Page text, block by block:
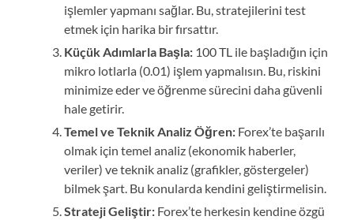
işlemler yapmanı sağlar. Bu, stratejilerini test
etmek için harika bir fırsattır.
Küçük Adımlarla Başla: 100 TL ile başladığın için
mikro lotlarla (0.01) işlem yapmalısın. Bu, riskini
minimize eder ve öğrenme sürecini daha güvenli
hale getirir.
Temel ve Teknik Analiz Öğren: Forex’te başarılı
olmak için temel analiz (ekonomik haberler,
veriler) ve teknik analiz (grafikler, göstergeler)
bilmek şart. Bu konularda kendini geliştirmelisin.
Strateji Geliştir: Forex’te herkesin kendine özgü